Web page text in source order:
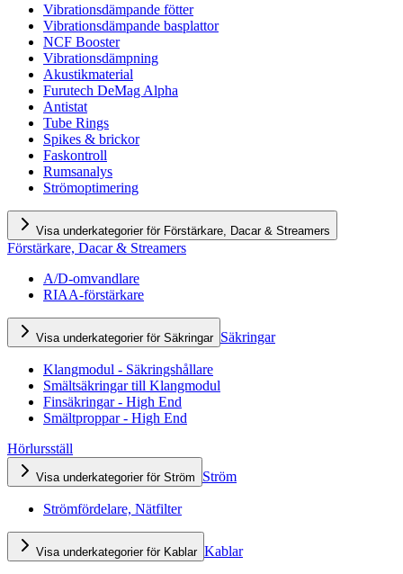
Vibrationsdämpande fötter
Vibrationsdämpande basplattor
NCF Booster
Vibrationsdämpning
Akustikmaterial
Furutech DeMag Alpha
Antistat
Tube Rings
Spikes & brickor
Faskontroll
Rumsanalys
Strömoptimering
Visa underkategorier för Förstärkare, Dacar & Streamers
Förstärkare, Dacar & Streamers
A/D-omvandlare
RIAA-förstärkare
Visa underkategorier för Säkringar Säkringar
Klangmodul - Säkringshållare
Smältsäkringar till Klangmodul
Finsäkringar - High End
Smältproppar - High End
Hörlursställ
Visa underkategorier för Ström Ström
Strömfördelare, Nätfilter
Visa underkategorier för Kablar Kablar